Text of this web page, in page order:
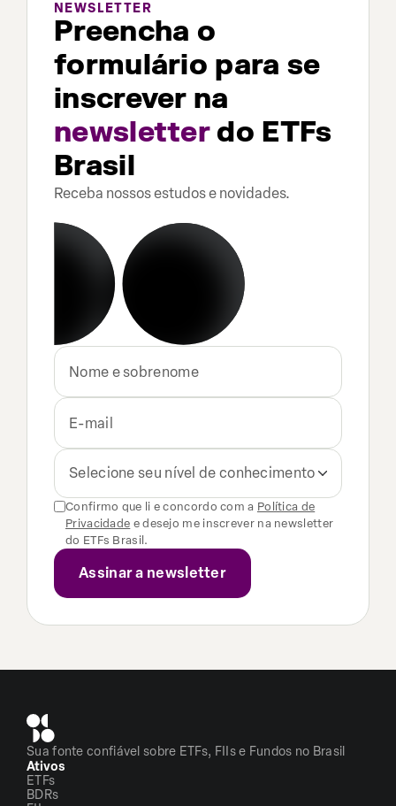
NEWSLETTER
Preencha o
formulário para se
inscrever na
newsletterdo ETFs
Brasil
Receba nossos estudos e novidades.
Selecione seu nível de conhecimento
Confirmo que li e concordo com a Política de
Privacidade e desejo me inscrever na newsletter
do ETFs Brasil.
Sua fonte confiável sobre ETFs, FIIs e Fundos no Brasil
Ativos
ETFs
BDRs